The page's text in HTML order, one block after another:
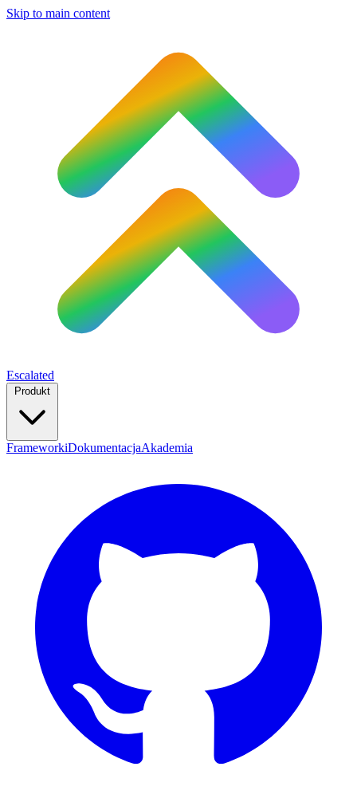
Skip to main content
Escalated
FrameworkiDokumentacjaAkademia